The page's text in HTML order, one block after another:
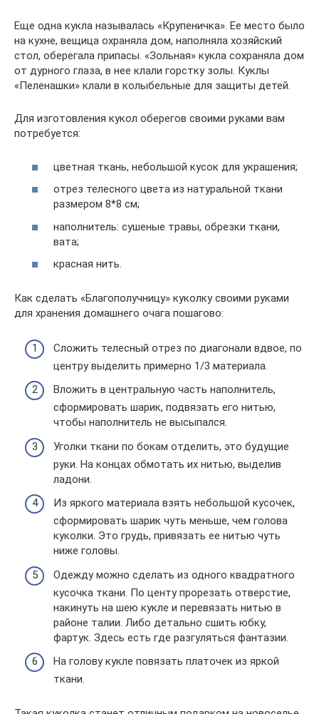
Еще одна кукла называлась «Крупеничка». Ее место было
на кухне, вещица охраняла дом, наполняла хозяйский
стол, оберегала припасы. «Зольная» кукла сохраняла дом
от дурного глаза, в нее клали горстку золы. Куклы
«Пеленашки» клали в колыбельные для защиты детей.
Для изготовления кукол оберегов своими руками вам
потребуется:
цветная ткань, небольшой кусок для украшения;
отрез телесного цвета из натуральной ткани
размером 8*8 см;
наполнитель: сушеные травы, обрезки ткани,
вата;
красная нить.
Как сделать «Благополучницу» куколку своими руками
для хранения домашнего очага пошагово:
Сложить телесный отрез по диагонали вдвое, по
центру выделить примерно 1/3 материала.
Вложить в центральную часть наполнитель,
сформировать шарик, подвязать его нитью,
чтобы наполнитель не высыпался.
Уголки ткани по бокам отделить, это будущие
руки. На концах обмотать их нитью, выделив
ладони.
Из яркого материала взять небольшой кусочек,
сформировать шарик чуть меньше, чем голова
куколки. Это грудь, привязать ее нитью чуть
ниже головы.
Одежду можно сделать из одного квадратного
кусочка ткани. По центу прорезать отверстие,
накинуть на шею кукле и перевязать нитью в
районе талии. Либо детально сшить юбку,
фартук. Здесь есть где разгуляться фантазии.
На голову кукле повязать платочек из яркой
ткани.